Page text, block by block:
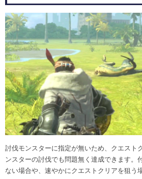
討伐モンスターに指定が無いため、クエスト
ンスターの討伐でも問題無く達成できます。
ない場合や、速やかにクエストクリアを狙う